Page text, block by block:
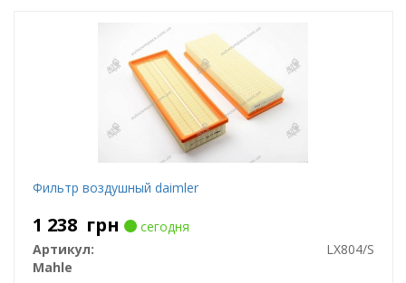
Фильтр воздушный daimler
1 238 грн
сегодня
Артикул:
LX804/S
Mahle